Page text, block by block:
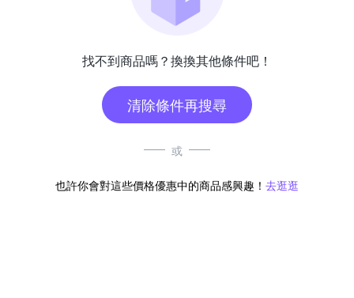
找不到商品嗎？換換其他條件吧！
清除條件再搜尋
或
也許你會對這些價格優惠中的商品感興趣！ 去逛逛